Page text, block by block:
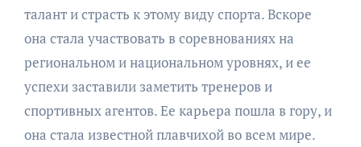
талант и страсть к этому виду спорта. Вскоре
она стала участвовать в соревнованиях на
региональном и национальном уровнях, и ее
успехи заставили заметить тренеров и
спортивных агентов. Ее карьера пошла в гору, и
она стала известной плавчихой во всем мире.